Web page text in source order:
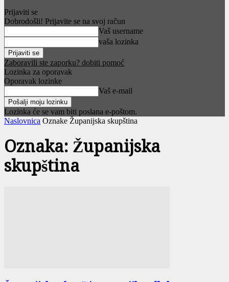
Prijaviti se
Dobrodošli! Prijavite se na svoj račun
Vaš username
vaša lozinka
Zaboravili ste zaporku? dobiti pomoć
Lozinka za oporavak
Oporavak lozinke
Vaš e-mail
Lozinka će se vam biti poslana e-poštom.
Naslovnica Oznake Županijska skupština
Oznaka: Županijska
skupština